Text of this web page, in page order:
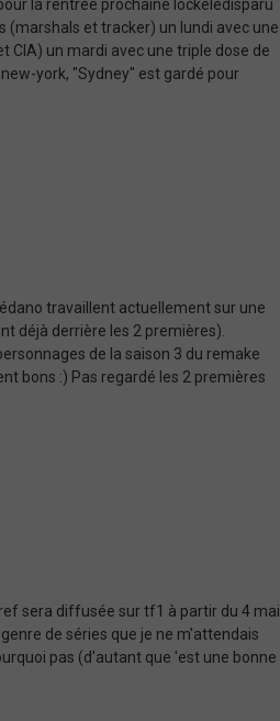
la rentrée prochaine lockeledisparu
(marshals et tracker) un lundi avec une
CIA) un mardi avec une triple dose de
york, "Sydney" est gardé pour
travaillent actuellement sur une
déjà derrière les 2 premières).
de la saison 3 du remake
bons :) Pas regardé les 2 premières
sera diffusée sur tf1 à partir du 4 mai
de séries que je ne m'attendais
pas (d'autant que 'est une bonne